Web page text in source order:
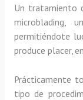
Un tratamiento
microblading,
permitiéndote
produce placer,
Prácticamente
tipo de